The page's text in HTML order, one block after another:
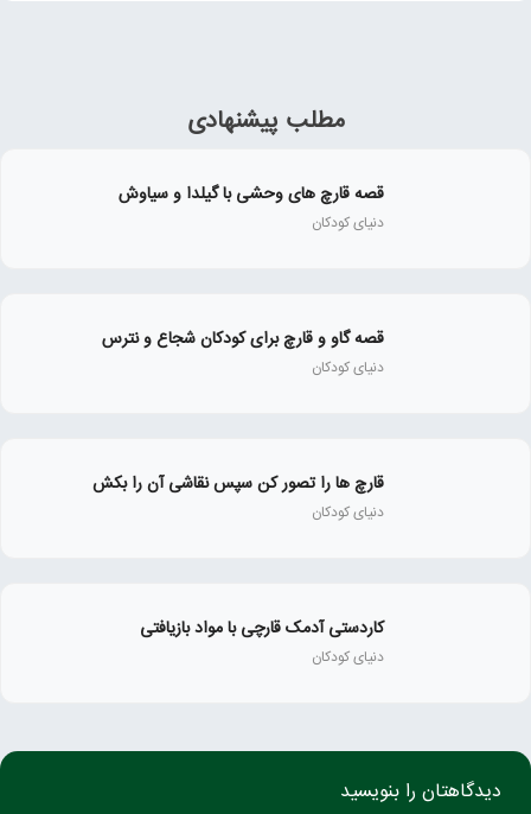
مطلب پیشنهادی
قصه قارچ های وحشی با گیلدا و سیاوش
دنیای کودکان
قصه گاو و قارچ برای کودکان شجاع و نترس
دنیای کودکان
قارچ ها را تصور کن سپس نقاشی آن را بکش
دنیای کودکان
کاردستی آدمک قارچی با مواد بازیافتی
دنیای کودکان
دیدگاهتان را بنویسید